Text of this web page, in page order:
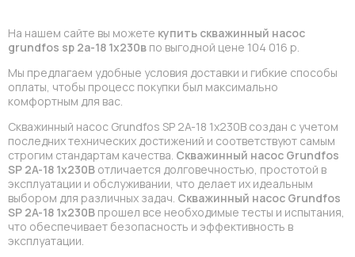
На нашем сайте вы можете купить скважинный насос
grundfos sp 2a-18 1x230в по выгодной цене 104 016 р.
Мы предлагаем удобные условия доставки и гибкие способы
оплаты, чтобы процесс покупки был максимально
комфортным для вас.
Скважинный насос Grundfos SP 2A-18 1x230В создан с учетом
последних технических достижений и соответствуют самым
строгим стандартам качества. Скважинный насос Grundfos
SP 2A-18 1x230В отличается долговечностью, простотой в
эксплуатации и обслуживании, что делает их идеальным
выбором для различных задач. Скважинный насос Grundfos
SP 2A-18 1x230В прошел все необходимые тесты и испытания,
что обеспечивает безопасность и эффективность в
эксплуатации.